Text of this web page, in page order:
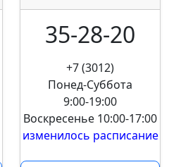
35-28-20
+7 (3012)
Понед-Суббота
9:00-19:00
Воскресенье 10:00-17:00
изменилось расписание